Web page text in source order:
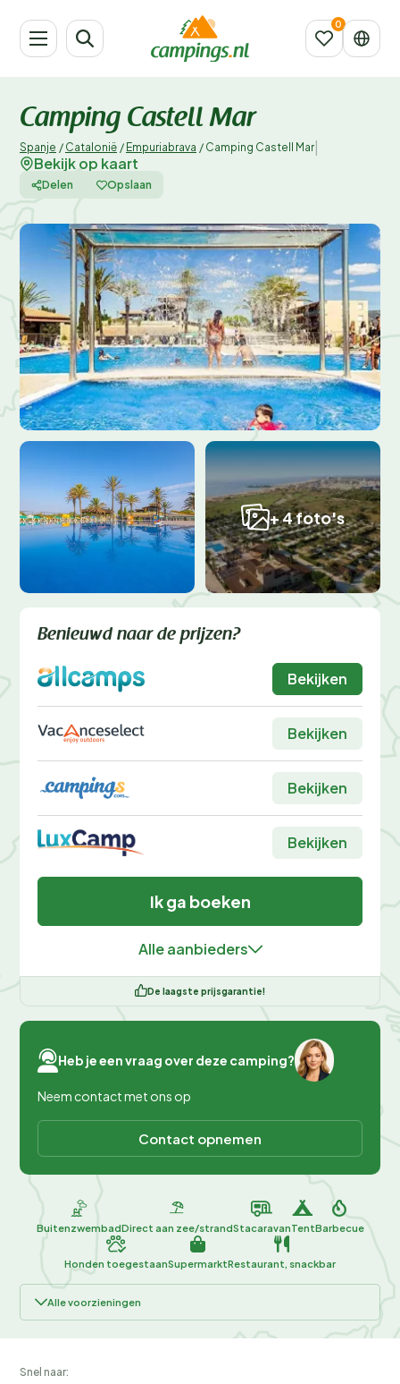
Camping Castell Mar
Spanje / Catalonië / Empuriabrava / Camping Castell Mar
Bekijk op kaart
Delen Opslaan
+ 4 foto's
Benieuwd naar de prijzen?
Bekijken
Bekijken
Bekijken
Bekijken
Ik ga boeken
Alle aanbieders
De laagste prijsgarantie!
Heb je een vraag over deze camping?
Neem contact met ons op
Contact opnemen
BuitenzwembadDirect aan zee/strandStacaravanTentBarbecue
Honden toegestaanSupermarktRestaurant, snackbar
Alle voorzieningen
Snel naar: